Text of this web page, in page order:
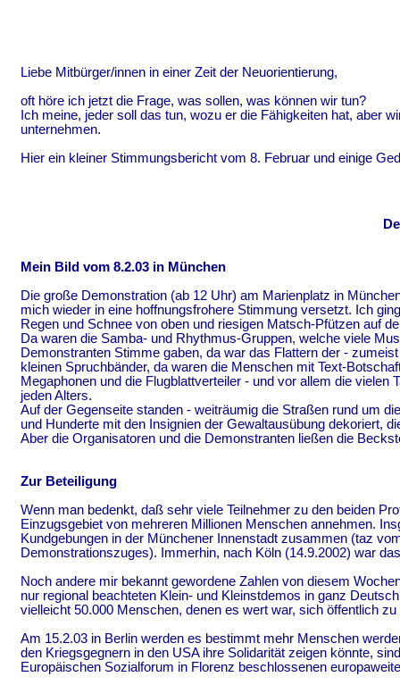
Liebe Mitbürger/innen in einer Zeit der Neuorientierung,
oft höre ich jetzt die Frage, was sollen, was können wir tun?
Ich meine, jeder soll das tun, wozu er die Fähigkeiten hat, aber
unternehmen.
Hier ein kleiner Stimmungsbericht vom 8. Februar und einige
Mein Bild vom 8.2.03 in München
Die große Demonstration (ab 12 Uhr) am Marienplatz in
mich wieder in eine hoffnungsfrohere Stimmung versetzt. Ich
Regen und Schnee von oben und riesigen Matsch-Pfützen auf
Da waren die Samba- und Rhythmus-Gruppen, welche viele
Demonstranten Stimme gaben, da war das Flattern der -
kleinen Spruchbänder, da waren die Menschen mit Text-
Megaphonen und die Flugblattverteiler - und vor allem die
jeden Alters.
Auf der Gegenseite standen - weiträumig die Straßen rund um
und Hunderte mit den Insignien der Gewaltausübung dekoriert,
Aber die Organisatoren und die Demonstranten ließen die
Zur Beteiligung
Wenn man bedenkt, daß sehr viele Teilnehmer zu den beiden
Einzugsgebiet von mehreren Millionen Menschen annehmen.
Kundgebungen in der Münchener Innenstadt zusammen (taz
Demonstrationszuges). Immerhin, nach Köln (14.9.2002) war
Noch andere mir bekannt gewordene Zahlen von diesem
nur regional beachteten Klein- und Kleinstdemos in ganz
vielleicht 50.000 Menschen, denen es wert war, sich öffentlich
Am 15.2.03 in Berlin werden es bestimmt mehr Menschen
den Kriegsgegnern in den USA ihre Solidarität zeigen könnte,
Europäischen Sozialforum in Florenz beschlossenen